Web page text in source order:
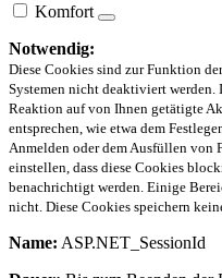
Komfort
Notwendig:
Diese Cookies sind zur Funktion
Systemen nicht deaktiviert werden.
Reaktion auf von Ihnen getätigte
entsprechen, wie etwa dem
Anmelden oder dem Ausfüllen von
einstellen, dass diese Cookies
benachrichtigt werden. Einige
nicht. Diese Cookies speichern
Name: ASP.NET_SessionId